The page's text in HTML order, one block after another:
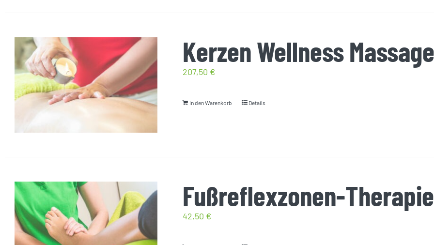
Kerzen Wellness
207,50 €
In den Warenkorb Details
Fußreflexzonen-
42,50 €